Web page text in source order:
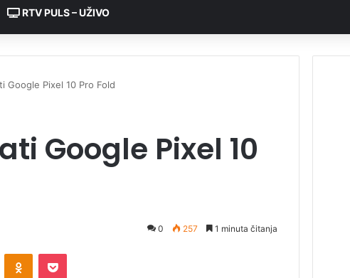
RTV PULS – UŽIVO
Google Pixel 10 Pro Fold
Google Pixel 10
0 257 1 minuta čitanja